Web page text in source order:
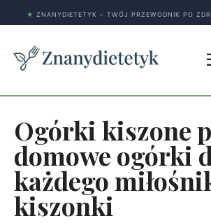
★ ZNANYDIETETYK – TWÓJ PRZEWODNIK PO
Ogórki kiszone
domowe ogórki
każdego
kiszonki